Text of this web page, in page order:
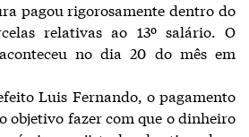
pagou rigorosamente dentro do
relativas ao 13º salário. O
no dia 20 do mês em
Luis Fernando, o pagamento
objetivo fazer com que o dinheiro